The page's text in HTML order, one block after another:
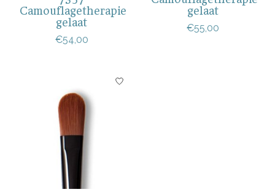
Camouflagetherapie
gelaat
€54,00
gelaat
€55,00